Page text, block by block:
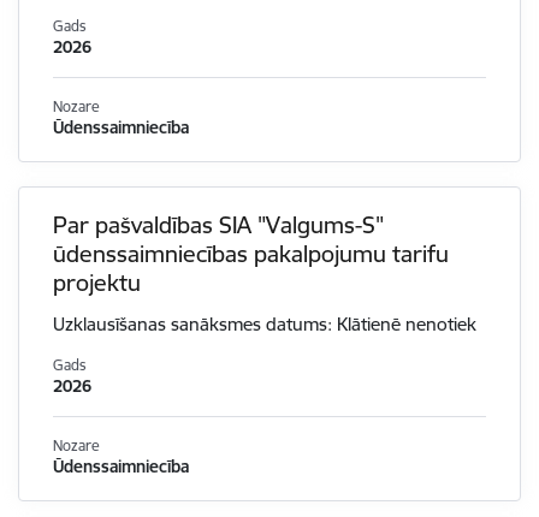
Gads
2026
Nozare
Ūdenssaimniecība
Par pašvaldības SIA "Valgums-S"
ūdenssaimniecības pakalpojumu tarifu
projektu
Uzklausīšanas sanāksmes datums: Klātienē nenotiek
Gads
2026
Nozare
Ūdenssaimniecība